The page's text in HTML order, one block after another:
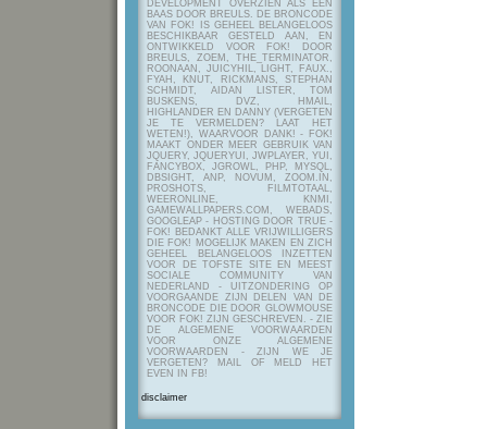
DEVELOPMENT OVERZIEN ALS EEN
BAAS DOOR BREULS. DE BRONCODE
VAN FOK! IS GEHEEL BELANGELOOS
BESCHIKBAAR GESTELD AAN, EN
ONTWIKKELD VOOR FOK! DOOR
BREULS, ZOEM, THE_TERMINATOR,
ROONAAN, JUICYHIL, LIGHT, FAUX.,
FYAH, KNUT, RICKMANS, STEPHAN
SCHMIDT, AIDAN LISTER, TOM
BUSKENS, DVZ, HMAIL,
HIGHLANDER EN DANNY (VERGETEN
JE TE VERMELDEN? LAAT HET
WETEN!), WAARVOOR DANK! - FOK!
MAAKT ONDER MEER GEBRUIK VAN
JQUERY, JQUERYUI, JWPLAYER, YUI,
FANCYBOX, JGROWL, PHP, MYSQL,
DBSIGHT, ANP, NOVUM, ZOOM.IN,
PROSHOTS, FILMTOTAAL,
WEERONLINE, KNMI,
GAMEWALLPAPERS.COM, WEBADS,
GOOGLEAP - HOSTING DOOR TRUE -
FOK! BEDANKT ALLE VRIJWILLIGERS
DIE FOK! MOGELIJK MAKEN EN ZICH
GEHEEL BELANGELOOS INZETTEN
VOOR DE TOFSTE SITE EN MEEST
SOCIALE COMMUNITY VAN
NEDERLAND - UITZONDERING OP
VOORGAANDE ZIJN DELEN VAN DE
BRONCODE DIE DOOR GLOWMOUSE
VOOR FOK! ZIJN GESCHREVEN. - ZIE
DE ALGEMENE VOORWAARDEN
VOOR ONZE ALGEMENE
VOORWAARDEN - ZIJN WE JE
VERGETEN? MAIL OF MELD HET
EVEN IN FB!
disclaimer